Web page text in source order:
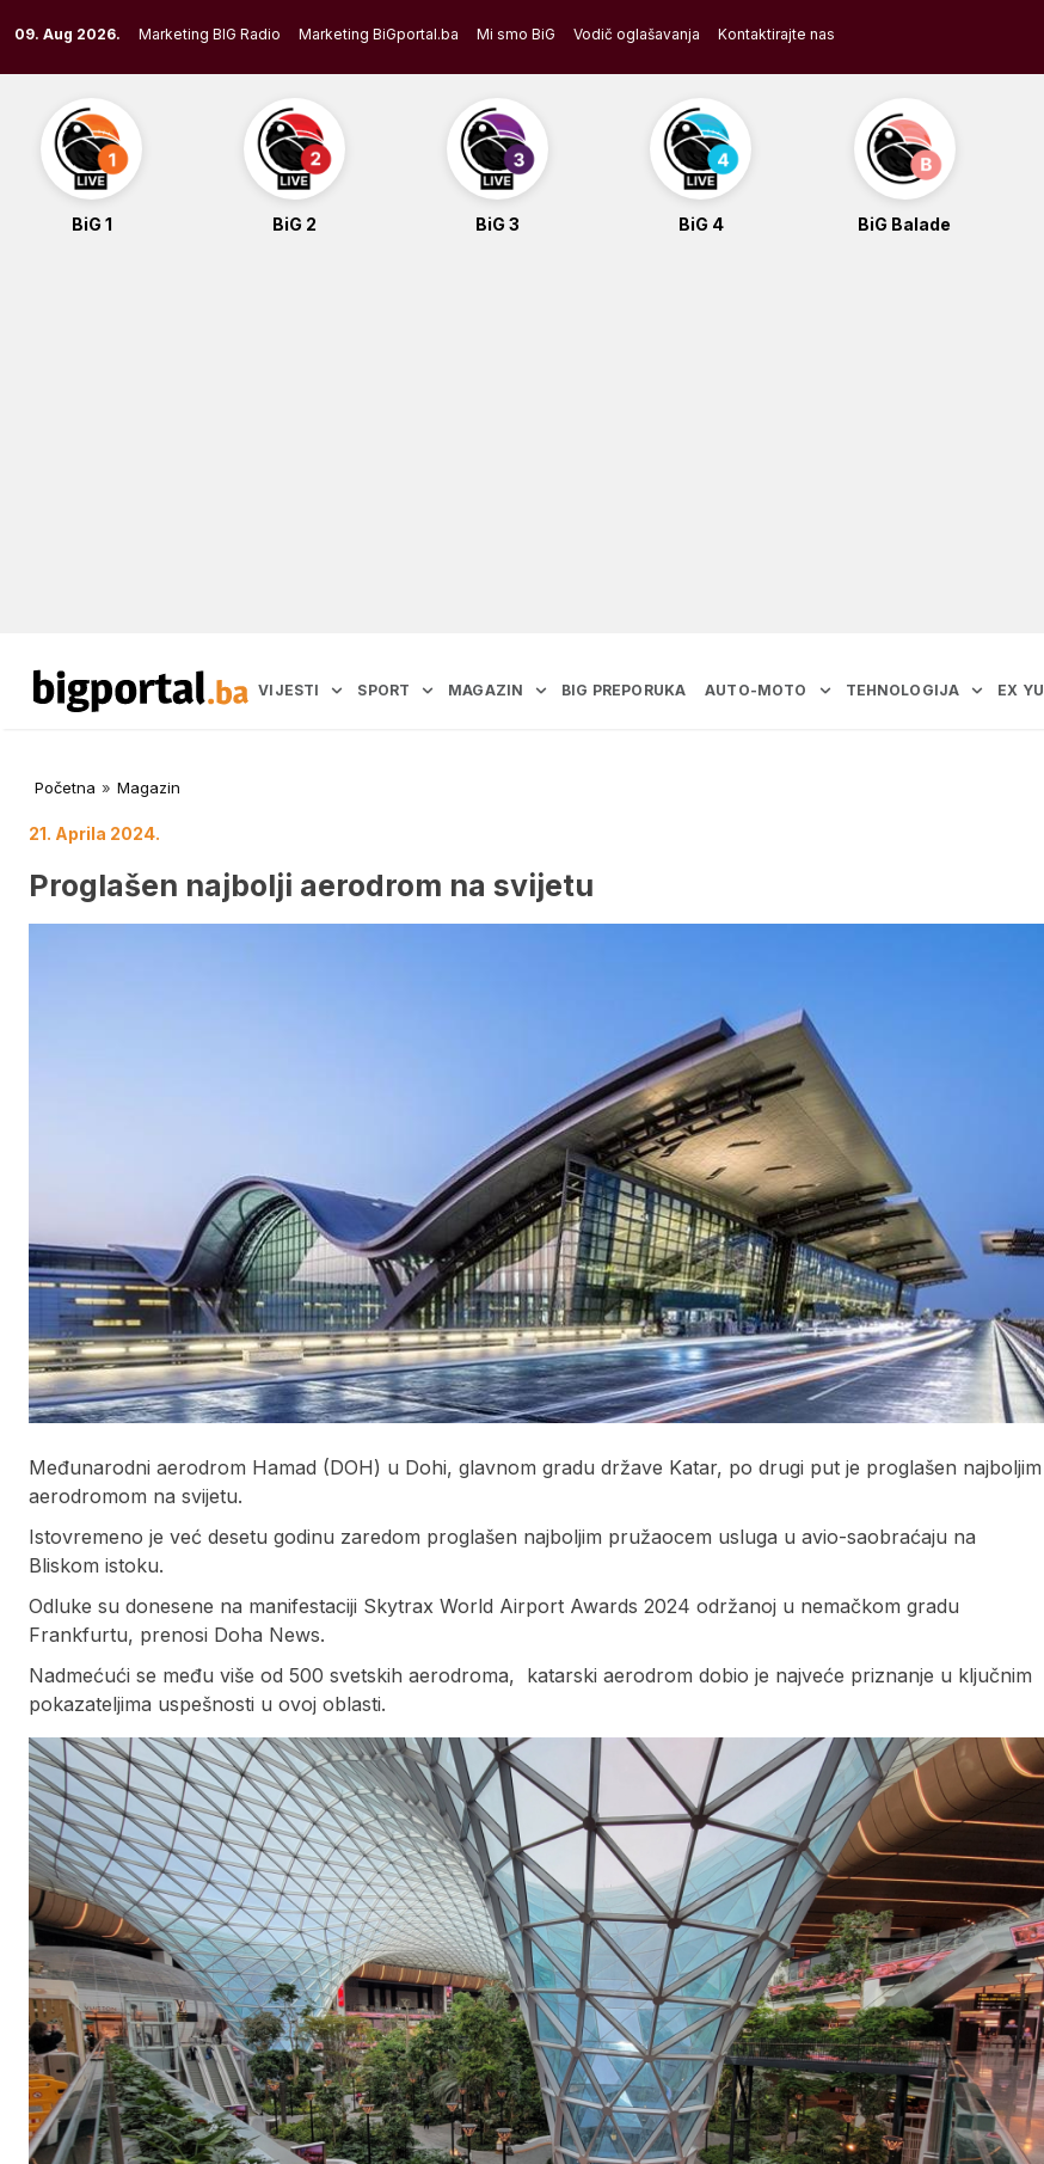
to
content
09. Aug 2026. Marketing BIG Radio Marketing BiGportal.ba Mi smo BiG Vodič oglašavanja Kontaktirajte nas
BiG 1 BiG 2 BiG 3 BiG 4 BiG Balade
VIJESTI SPORT MAGAZIN BIG PREPORUKA AUTO-MOTO TEHNOLOGIJA EX YU
Početna » Magazin
21. Aprila 2024.
Proglašen najbolji aerodrom na svijetu
Međunarodni aerodrom Hamad (DOH) u Dohi, glavnom gradu države Katar, po drugi put je proglašen najboljim
aerodromom na svijetu.
Istovremeno je već desetu godinu zaredom proglašen najboljim pružaocem usluga u avio-saobraćaju na
Bliskom istoku.
Odluke su donesene na manifestaciji Skytrax World Airport Awards 2024 održanoj u nemačkom gradu
Frankfurtu, prenosi Doha News.
Nadmećući se među više od 500 svetskih aerodroma, katarski aerodrom dobio je najveće priznanje u ključnim
pokazateljima uspešnosti u ovoj oblasti.